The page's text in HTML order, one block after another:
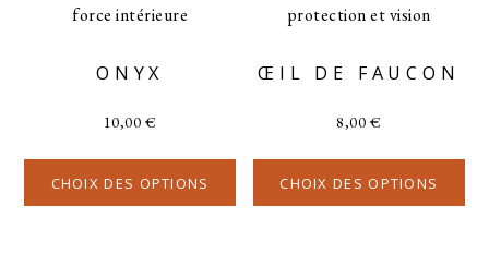
ONYX
10,00€
CHOIX DES OPTIONS
ŒIL DE FAUCON
8,00€
CHOIX DES OPTIONS